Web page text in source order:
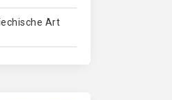
Art